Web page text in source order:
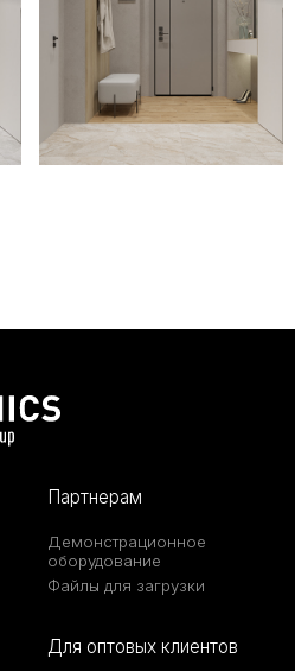
Партнерам
Демонстрационное
оборудование
Файлы для загрузки
Для оптовых клиентов